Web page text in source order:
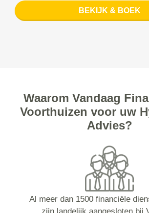
BEKIJK & BOEK
Waarom Vandaag
Voorthuizen voor uw
Advies?
Al meer dan 1500 financiële